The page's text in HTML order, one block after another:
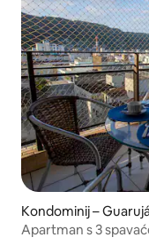
Kondominij –
Apartman s 3